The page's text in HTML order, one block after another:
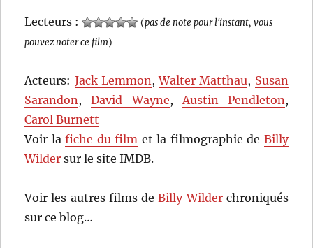
Lecteurs : (pas de note pour l'instant, vous
pouvez noter ce film)
Acteurs: Jack Lemmon ,Walter Matthau, Susan
Sarandon ,David Wayne, Austin Pendleton ,
Carol Burnett
Voir lafiche du film et la filmographie de Billy
Wilder sur le site IMDB.
Voir les autres films deBilly Wilderchroniqués
sur ce blog…